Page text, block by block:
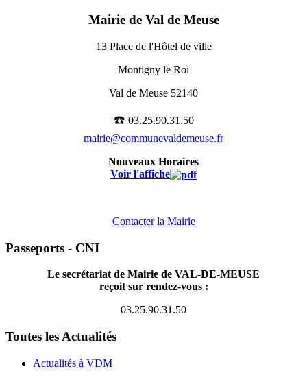
Mairie de Val de Meuse
13 Place de l'Hôtel de ville
Montigny le Roi
Val de Meuse 52140
☎️ 03.25.90.31.50
mairie@communevaldemeuse.fr
Nouveaux Horaires
Voir l'affiche
Contacter la Mairie
Passeports - CNI
Le secrétariat de Mairie de VAL-DE-MEUSE
reçoit sur rendez-vous :
03.25.90.31.50
Toutes les Actualités
Actualités à VDM